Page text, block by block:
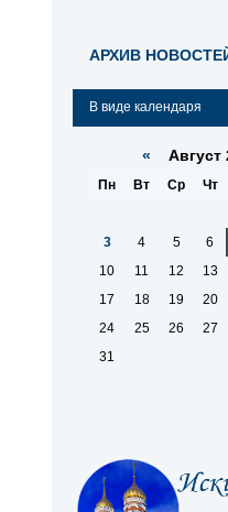
АРХИВ
В виде календаря
« Август
Пн Вт Ср Чт
3
4 5 6
10
11 12 13
17
18 19 20
24
25 26 27
31